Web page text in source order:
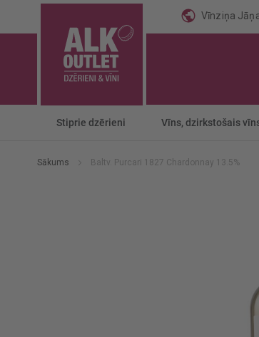
Vīnziņa
Stiprie dzērieni Vīns, dzirkstošais
Sākums Baltv. Purcari 1827 Chardonnay 13.5%